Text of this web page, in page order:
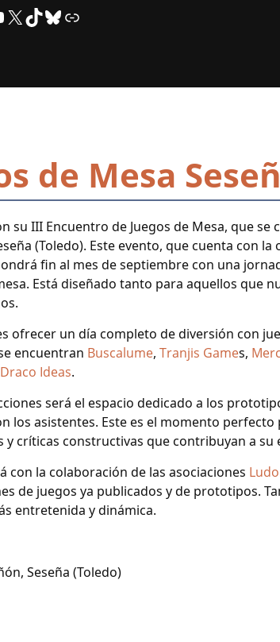
X TikTok
Bluesky
Link
de Mesa
su III Encuentro de Juegos de Mesa, que
(Toledo). Este evento, que cuenta con
fin al mes de septiembre con una
Está diseñado tanto para aquellos que
ofrecer un día completo de diversión con
encuentran Buscalume, Tranjis Games,
Draco Ideas.
será el espacio dedicado a los
los asistentes. Este es el momento
y críticas constructivas que contribuyan a su
con la colaboración de las asociaciones Ludo
de juegos ya publicados y de prototipos.
entretenida y dinámica.
Seseña (Toledo)